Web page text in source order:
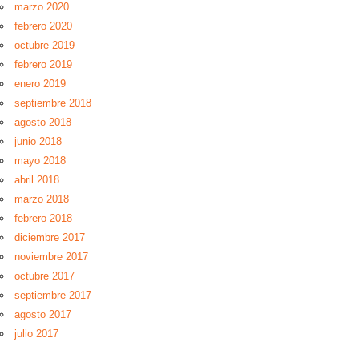
marzo 2020
febrero 2020
octubre 2019
febrero 2019
enero 2019
septiembre 2018
agosto 2018
junio 2018
mayo 2018
abril 2018
marzo 2018
febrero 2018
diciembre 2017
noviembre 2017
octubre 2017
septiembre 2017
agosto 2017
julio 2017